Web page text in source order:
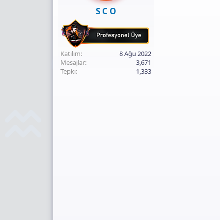
S C O
Katılım
8 Ağu 2022
Mesajlar
3,671
Tepki
1,333